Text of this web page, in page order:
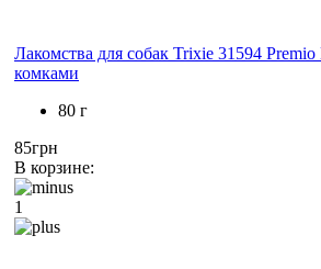
Лакомства для собак Trixie 31594
комками
80 г
85грн
В корзине:
1